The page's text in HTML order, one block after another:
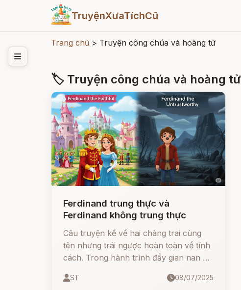
TruyệnXưaTíchCũ
Trang chủ > Truyện công chúa và hoàng tử
🏷 Truyện công chúa và hoàng tử
Ferdinand trung thực và
Ferdinand không trung thực
Câu truyện kể về hai chàng trai cùng
tên nhưng trái ngược hoàn toàn về tính
cách. Trong hành trình đầy gian nan để
đã thể hiện lòng tốt, sự kiên nhẫn và trí
ST 08/07/2025